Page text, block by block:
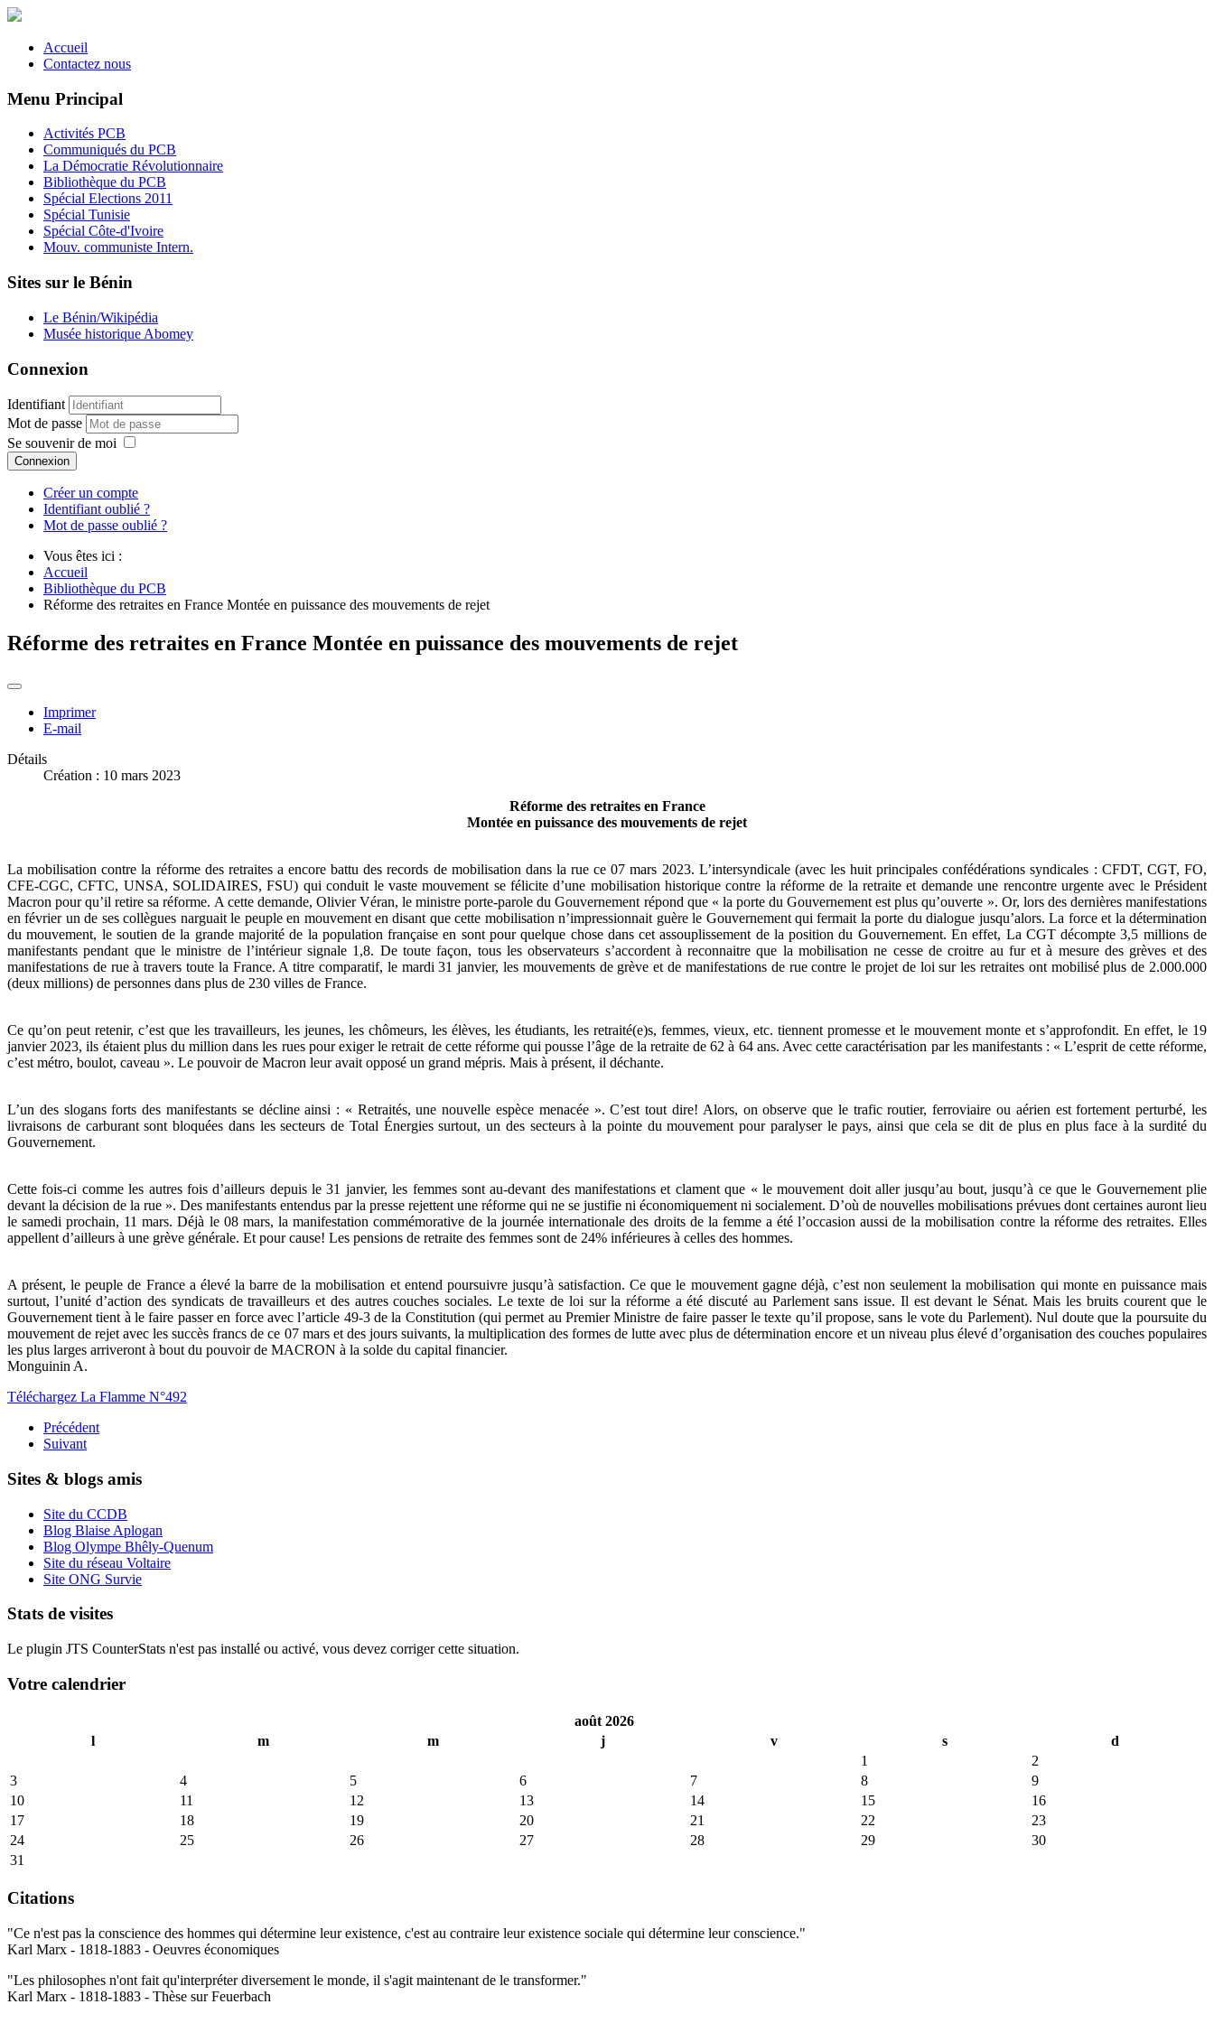
Accueil
Contactez nous
Menu Principal
Activités PCB
Communiqués du PCB
La Démocratie Révolutionnaire
Bibliothèque du PCB
Spécial Elections 2011
Spécial Tunisie
Spécial Côte-d'Ivoire
Mouv. communiste Intern.
Sites sur le Bénin
Le Bénin/Wikipédia
Musée historique Abomey
Connexion
Identifiant
Mot de passe
Se souvenir de moi
Connexion
Créer un compte
Identifiant oublié ?
Mot de passe oublié ?
Vous êtes ici :
Accueil
Bibliothèque du PCB
Réforme des retraites en France Montée en puissance des mouvements de rejet
Réforme des retraites en France Montée en puissance des mouvements de rejet
Imprimer
E-mail
Détails
Création : 10 mars 2023
Réforme des retraites en France
Montée en puissance des mouvements de rejet
La mobilisation contre la réforme des retraites a encore battu des records de mobilisation dans la rue ce 07 mars 2023. L’intersyndicale (avec les huit principales confédérations syndicales : CFDT, CGT, FO,
CFE-CGC, CFTC, UNSA, SOLIDAIRES, FSU) qui conduit le vaste mouvement se félicite d’une mobilisation historique contre la réforme de la retraite et demande une rencontre urgente avec le Président
Macron pour qu’il retire sa réforme. A cette demande, Olivier Véran, le ministre porte-parole du Gouvernement répond que « la porte du Gouvernement est plus qu’ouverte ». Or, lors des dernières manifestations
en février un de ses collègues narguait le peuple en mouvement en disant que cette mobilisation n’impressionnait guère le Gouvernement qui fermait la porte du dialogue jusqu’alors. La force et la détermination
du mouvement, le soutien de la grande majorité de la population française en sont pour quelque chose dans cet assouplissement de la position du Gouvernement. En effet, La CGT décompte 3,5 millions de
manifestants pendant que le ministre de l’intérieur signale 1,8. De toute façon, tous les observateurs s’accordent à reconnaitre que la mobilisation ne cesse de croitre au fur et à mesure des grèves et des
manifestations de rue à travers toute la France. A titre comparatif, le mardi 31 janvier, les mouvements de grève et de manifestations de rue contre le projet de loi sur les retraites ont mobilisé plus de 2.000.000
(deux millions) de personnes dans plus de 230 villes de France.
Ce qu’on peut retenir, c’est que les travailleurs, les jeunes, les chômeurs, les élèves, les étudiants, les retraité(e)s, femmes, vieux, etc. tiennent promesse et le mouvement monte et s’approfondit. En effet, le 19
janvier 2023, ils étaient plus du million dans les rues pour exiger le retrait de cette réforme qui pousse l’âge de la retraite de 62 à 64 ans. Avec cette caractérisation par les manifestants : « L’esprit de cette réforme,
c’est métro, boulot, caveau ». Le pouvoir de Macron leur avait opposé un grand mépris. Mais à présent, il déchante.
L’un des slogans forts des manifestants se décline ainsi : « Retraités, une nouvelle espèce menacée ». C’est tout dire! Alors, on observe que le trafic routier, ferroviaire ou aérien est fortement perturbé, les
livraisons de carburant sont bloquées dans les secteurs de Total Énergies surtout, un des secteurs à la pointe du mouvement pour paralyser le pays, ainsi que cela se dit de plus en plus face à la surdité du
Gouvernement.
Cette fois-ci comme les autres fois d’ailleurs depuis le 31 janvier, les femmes sont au-devant des manifestations et clament que « le mouvement doit aller jusqu’au bout, jusqu’à ce que le Gouvernement plie
devant la décision de la rue ». Des manifestants entendus par la presse rejettent une réforme qui ne se justifie ni économiquement ni socialement. D’où de nouvelles mobilisations prévues dont certaines auront lieu
le samedi prochain, 11 mars. Déjà le 08 mars, la manifestation commémorative de la journée internationale des droits de la femme a été l’occasion aussi de la mobilisation contre la réforme des retraites. Elles
appellent d’ailleurs à une grève générale. Et pour cause! Les pensions de retraite des femmes sont de 24% inférieures à celles des hommes.
A présent, le peuple de France a élevé la barre de la mobilisation et entend poursuivre jusqu’à satisfaction. Ce que le mouvement gagne déjà, c’est non seulement la mobilisation qui monte en puissance mais
surtout, l’unité d’action des syndicats de travailleurs et des autres couches sociales. Le texte de loi sur la réforme a été discuté au Parlement sans issue. Il est devant le Sénat. Mais les bruits courent que le
Gouvernement tient à le faire passer en force avec l’article 49-3 de la Constitution (qui permet au Premier Ministre de faire passer le texte qu’il propose, sans le vote du Parlement). Nul doute que la poursuite du
mouvement de rejet avec les succès francs de ce 07 mars et des jours suivants, la multiplication des formes de lutte avec plus de détermination encore et un niveau plus élevé d’organisation des couches populaires
les plus larges arriveront à bout du pouvoir de MACRON à la solde du capital financier.
Monguinin A.
Téléchargez La Flamme N°492
Précédent
Suivant
Sites & blogs amis
Site du CCDB
Blog Blaise Aplogan
Blog Olympe Bhêly-Quenum
Site du réseau Voltaire
Site ONG Survie
Stats de visites
Le plugin JTS CounterStats n'est pas installé ou activé, vous devez corriger cette situation.
Votre calendrier
août 2026
l
m m j v s
d
1
2
3
4 5 6 7 8
9
10
11 12 13 14 15
16
17
18 19 20 21 22
23
24
25 26 27 28 29
30
31
Citations
"Ce n'est pas la conscience des hommes qui détermine leur existence, c'est au contraire leur existence sociale qui détermine leur conscience."
Karl Marx - 1818-1883 - Oeuvres économiques
"Les philosophes n'ont fait qu'interpréter diversement le monde, il s'agit maintenant de le transformer."
Karl Marx - 1818-1883 - Thèse sur Feuerbach